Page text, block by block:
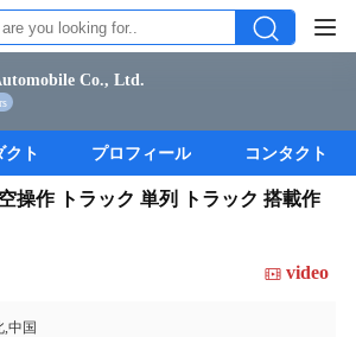
Co., Ltd.
クト プロフィール コンタクト
操作 トラック 単列 トラック 搭載作
video
,中国